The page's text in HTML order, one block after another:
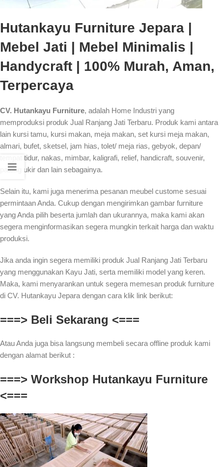
Hutankayu Furniture Jepara |
Mebel Jati | Mebel Minimalis |
Handycraft | 100% Murah, Aman,
Terpercaya
CV. Hutankayu Furniture, adalah Home Industri yang
memproduksi produk Jual Ranjang Jati Terbaru. Produk kami antara
lain kursi tamu, kursi makan, meja makan, set kursi meja makan,
almari, bufet, sketsel, jam hias, tolet/ meja rias, gebyok, depan/
tempat tidur, nakas, mimbar, kaligrafi, relief, handicraft, souvenir,
patung ukir dan lain sebagainya.
Selain itu, kami juga menerima pesanan meubel custome sesuai
permintaan Anda. Cukup dengan mengirimkan gambar furniture
yang Anda pilih beserta jumlah dan ukurannya, maka kami akan
segera menginformasikan segera mungkin terkait harga dan waktu
produksi.
Jika anda ingin segera memiliki produk Jual Ranjang Jati Terbaru
yang menggunakan Kayu Jati, serta memiliki model yang keren.
Maka, kami menyarankan untuk segera memesan produk furniture
di CV. Hutankayu Jepara dengan cara klik link berikut:
===> Beli Sekarang <===
Atau Anda juga bisa langsung membeli secara offline produk kami
dengan alamat berikut :
===> Workshop Hutankayu Furniture
<===